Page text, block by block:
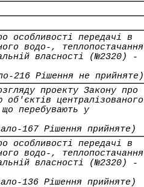
особливості передачі в
водо-, теплопостачання
власності (№2320) -
216 Рішення не прийняте)
проекту Закону про
об'єктів централізованого
перебувають у
167 Рішення прийняте)
особливості передачі в
водо-, теплопостачання
власності (№2320) -
136 Рішення прийняте)